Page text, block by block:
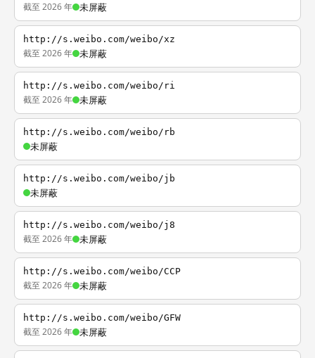
截至 2026 年 未屏蔽
http://s.weibo.com/weibo/xz
截至 2026 年 未屏蔽
http://s.weibo.com/weibo/ri
截至 2026 年 未屏蔽
http://s.weibo.com/weibo/rb
未屏蔽
http://s.weibo.com/weibo/jb
未屏蔽
http://s.weibo.com/weibo/j8
截至 2026 年 未屏蔽
http://s.weibo.com/weibo/CCP
截至 2026 年 未屏蔽
http://s.weibo.com/weibo/GFW
截至 2026 年 未屏蔽